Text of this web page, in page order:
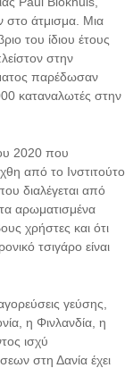
στο άτμισμα. Μια
του ίδιου έτους
στην
παρέδωσαν
καταναλωτές στην
2020 που
από το Ινστιτούτο
διαλέγεται από
αρωματισμένα
χρήστες και ότι
τσιγάρο είναι
γεύσης,
η Φινλανδία, η
ισχύ
στη Δανία έχει